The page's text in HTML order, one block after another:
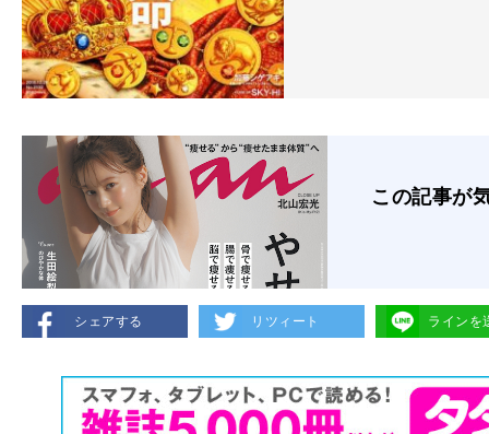
この記事が
シェアする リツィート ラインを